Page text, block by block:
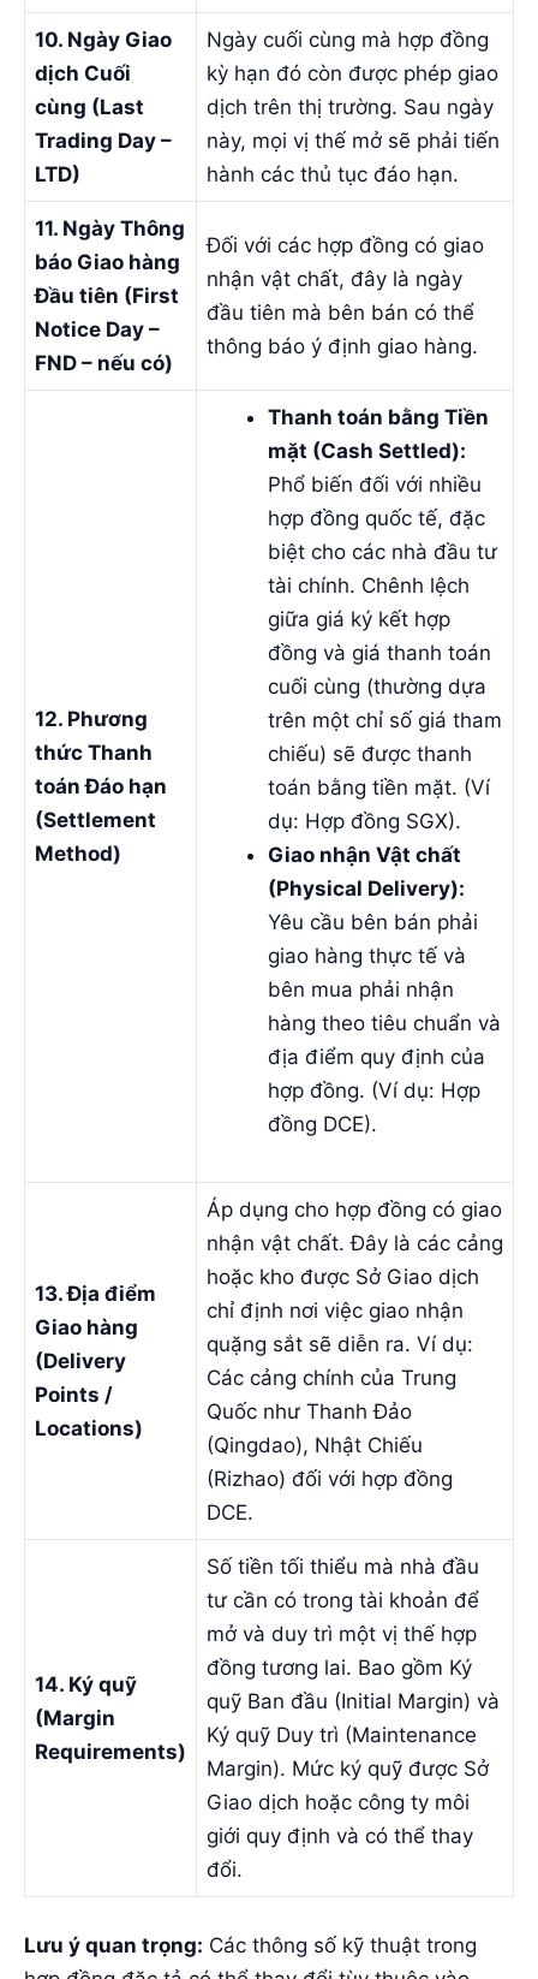
10. Ngày Giao
dịch Cuối
cùng (Last
Trading Day –
LTD)
Ngày cuối cùng mà hợp đồng
kỳ hạn đó còn được phép giao
dịch trên thị trường. Sau ngày
này, mọi vị thế mở sẽ phải tiến
hành các thủ tục đáo hạn.
11. Ngày Thông
báo Giao hàng
Đầu tiên (First
Notice Day –
FND – nếu có)
Đối với các hợp đồng có giao
nhận vật chất, đây là ngày
đầu tiên mà bên bán có thể
thông báo ý định giao hàng.
12. Phương
thức Thanh
toán Đáo hạn
(Settlement
Method)
Thanh toán bằng Tiền
mặt (Cash Settled):
Phổ biến đối với nhiều
hợp đồng quốc tế, đặc
biệt cho các nhà đầu tư
tài chính. Chênh lệch
giữa giá ký kết hợp
đồng và giá thanh toán
cuối cùng (thường dựa
trên một chỉ số giá tham
chiếu) sẽ được thanh
toán bằng tiền mặt. (Ví
dụ: Hợp đồng SGX).
Giao nhận Vật chất
(Physical Delivery):
Yêu cầu bên bán phải
giao hàng thực tế và
bên mua phải nhận
hàng theo tiêu chuẩn và
địa điểm quy định của
hợp đồng. (Ví dụ: Hợp
đồng DCE).
13. Địa điểm
Giao hàng
(Delivery
Points /
Locations)
Áp dụng cho hợp đồng có giao
nhận vật chất. Đây là các cảng
hoặc kho được Sở Giao dịch
chỉ định nơi việc giao nhận
quặng sắt sẽ diễn ra. Ví dụ:
Các cảng chính của Trung
Quốc như Thanh Đảo
(Qingdao), Nhật Chiếu
(Rizhao) đối với hợp đồng
DCE.
14. Ký quỹ
(Margin
Requirements)
Số tiền tối thiểu mà nhà đầu
tư cần có trong tài khoản để
mở và duy trì một vị thế hợp
đồng tương lai. Bao gồm Ký
quỹ Ban đầu (Initial Margin) và
Ký quỹ Duy trì (Maintenance
Margin). Mức ký quỹ được Sở
Giao dịch hoặc công ty môi
giới quy định và có thể thay
đổi.
Lưu ý quan trọng: Các thông số kỹ thuật trong